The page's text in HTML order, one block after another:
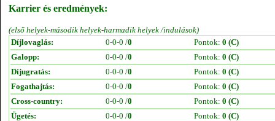
Karrier és eredmények:
(első helyek-második helyek-harmadik helyek /indulások)
Díjlovaglás:
0-0-0 /0 Pontok: 0 (C)
Galopp:
0-0-0 /0 Pontok: 0 (C)
Díjugratás:
0-0-0 /0 Pontok: 0 (C)
Fogathajtás:
0-0-0 /0 Pontok: 0 (C)
Cross-country:
0-0-0 /0 Pontok: 0 (C)
Ügetés:
0-0-0 /0 Pontok: 0 (C)